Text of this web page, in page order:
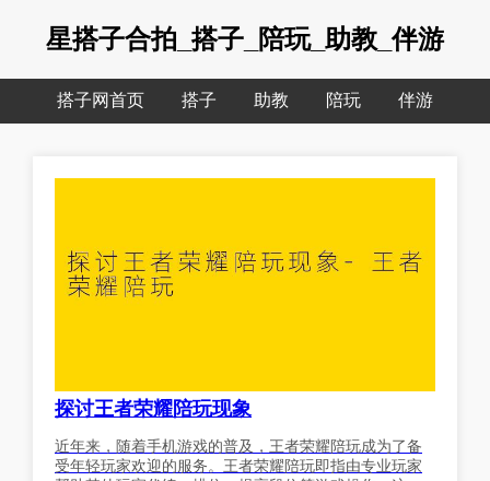
星搭子合拍_搭子_陪玩_助教_伴游
搭子网首页 搭子 助教 陪玩 伴游
探讨王者荣耀陪玩现象
近年来，随着手机游戏的普及，王者荣耀陪玩成为了备
受年轻玩家欢迎的服务。王者荣耀陪玩即指由专业玩家